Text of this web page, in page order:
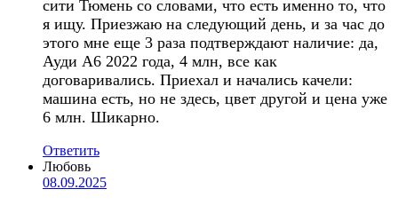
сити Тюмень со словами, что есть именно то, что
я ищу. Приезжаю на следующий день, и за час до
этого мне еще 3 раза подтверждают наличие: да,
Ауди А6 2022 года, 4 млн, все как
договаривались. Приехал и начались качели:
машина есть, но не здесь, цвет другой и цена уже
6 млн. Шикарно.
Ответить
Любовь
08.09.2025